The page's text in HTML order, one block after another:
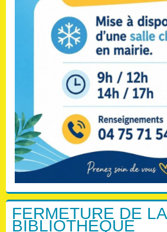
FERMETURE DE LA
BIBLIOTHÉQUE